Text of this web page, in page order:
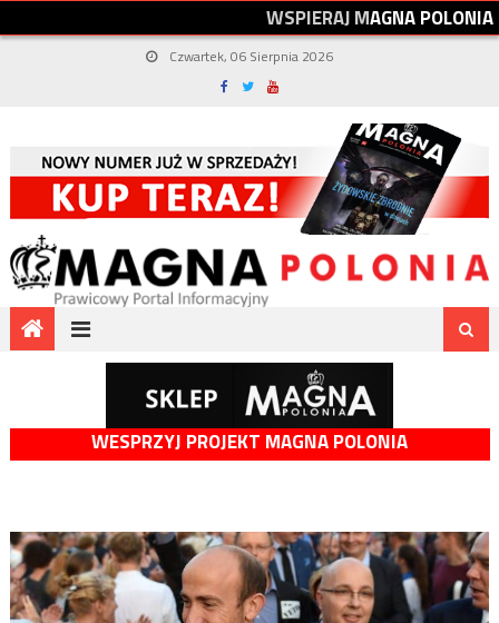
WSPIERAJMAGNAPOLONIA
Czwartek, 06 Sierpnia 2026
WESPRZYJ PROJEKT MAGNA POLONIA